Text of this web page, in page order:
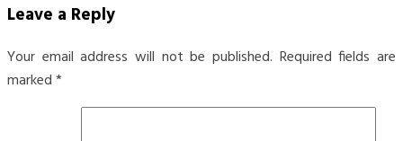
Leave a Reply
Your email address will not be published. Required fields are
marked*